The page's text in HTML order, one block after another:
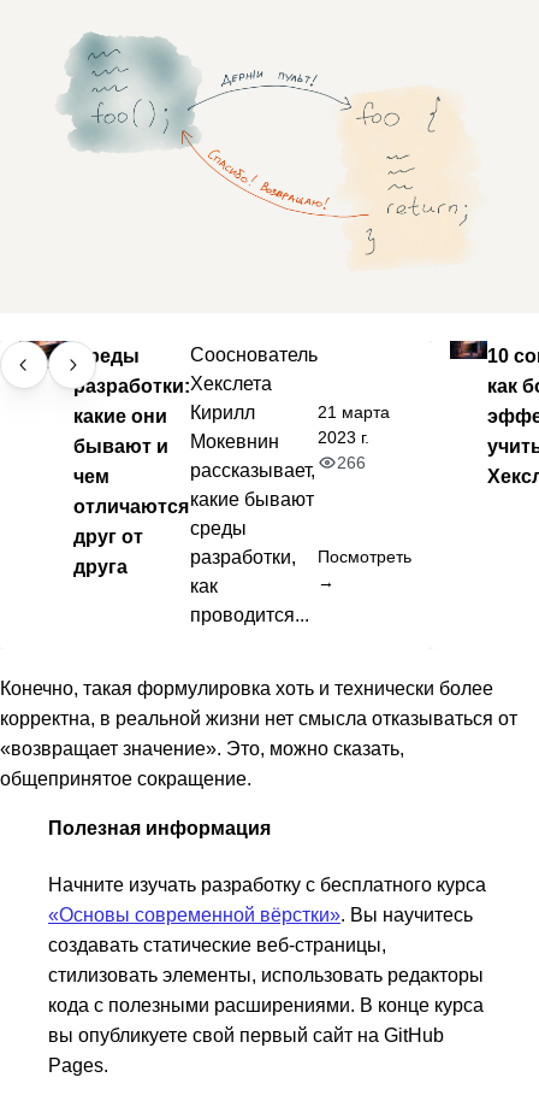
Среды
разработки:
какие они
бывают и
чем
отличаются
друг от
друга
Сооснователь
Хекслета
Кирилл
Мокевнин
рассказывает,
какие бывают
среды
разработки,
как
проводится...
21 марта
2023 г.
266
Посмотреть
→
10
как
Конечно, такая формулировка хоть и технически более
корректна, в реальной жизни нет смысла отказываться от
«возвращает значение». Это, можно сказать,
общепринятое сокращение.
Полезная информация
Начните изучать разработку с бесплатного курса
«Основы современной вёрстки». Вы научитесь
создавать статические веб-страницы,
стилизовать элементы, использовать редакторы
кода с полезными расширениями. В конце курса
вы опубликуете свой первый сайт на GitHub
Pages.